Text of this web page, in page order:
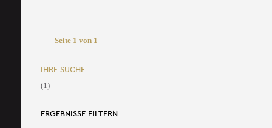
Seite 1 von 1
IHRE SUCHE
(1)
ERGEBNISSE FILTERN